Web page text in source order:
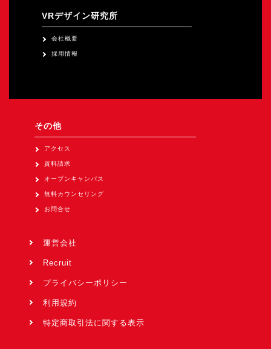
VRデザイン研究所
会社概要
採用情報
その他
アクセス
資料請求
オープンキャンパス
無料カウンセリング
お問合せ
運営会社
Recruit
プライバシーポリシー
利用規約
特定商取引法に関する表示